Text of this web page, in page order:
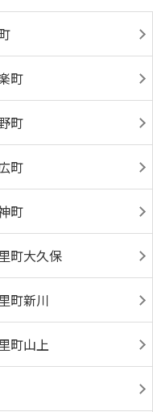
町
町
町
町
町大久保
町新川
町山上